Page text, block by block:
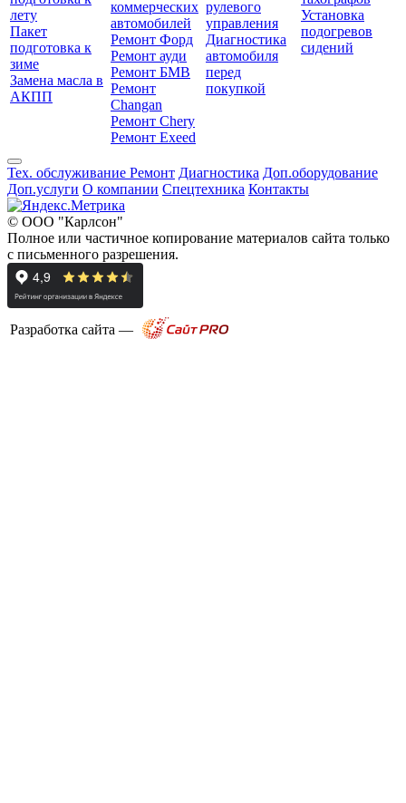
лету
Пакет
подготовка к
зиме
Замена масла в
АКПП
коммерческих
автомобилей
Ремонт Форд
Ремонт ауди
Ремонт БМВ
Ремонт
Changan
Ремонт Chery
Ремонт Exeed
рулевого
управления
Диагностика
автомобиля
перед
покупкой
Установка
подогревов
сидений
Тех. обслуживание Ремонт Диагностика Доп.оборудование
Доп.услуги О компании Спецтехника Контакты
© ООО "Карлсон"
Полное или частичное копирование материалов сайта только
с письменного разрешения.
Разработка сайта —